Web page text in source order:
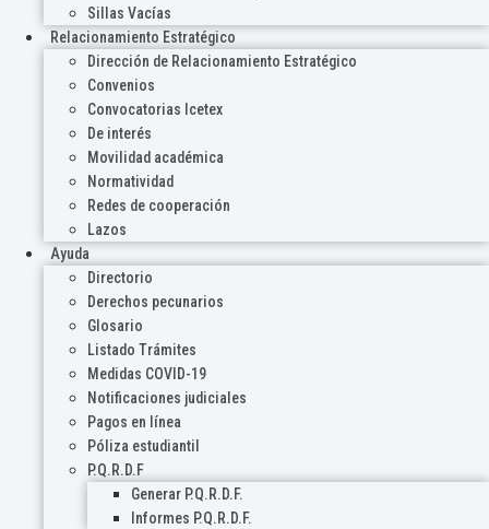
Sillas Vacías
Relacionamiento Estratégico
Dirección de Relacionamiento Estratégico
Convenios
Convocatorias Icetex
De interés
Movilidad académica
Normatividad
Redes de cooperación
Lazos
Ayuda
Directorio
Derechos pecunarios
Glosario
Listado Trámites
Medidas COVID-19
Notificaciones judiciales
Pagos en línea
Póliza estudiantil
P.Q.R.D.F
Generar P.Q.R.D.F.
Informes P.Q.R.D.F.